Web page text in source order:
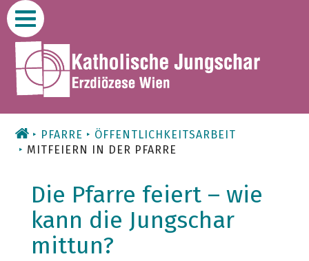
Zum
Inhalt
PFARRE
ÖFFENTLICHKEITSARBEIT
MITFEIERN IN DER PFARRE
Die Pfarre feiert – wie
kann die Jungschar
mittun?